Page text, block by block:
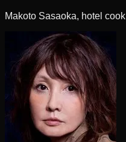
Makoto Sasaoka, hotel cook